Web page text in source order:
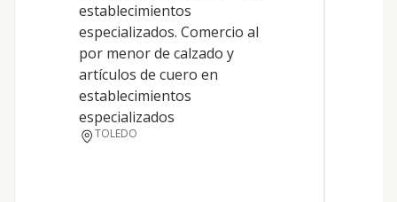
establecimientos
especializados. Comercio al
por menor de calzado y
artículos de cuero en
establecimientos
especializados
TOLEDO